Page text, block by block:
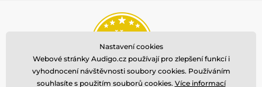
Nastavení cookies
Webové stránky Audigo.cz používají pro zlepšení funkcí i
vyhodnocení návštěvnosti soubory cookies. Používáním
souhlasíte s použitím souborů cookies. Více informací